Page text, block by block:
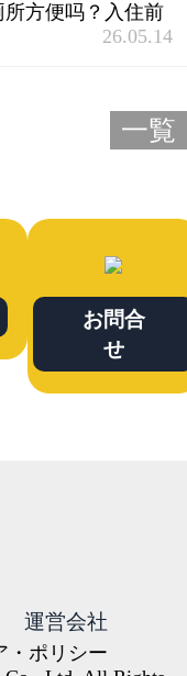
方便吗？入住前
26.05.14
一覧
お問合
せ
運営会社
・ポリシー